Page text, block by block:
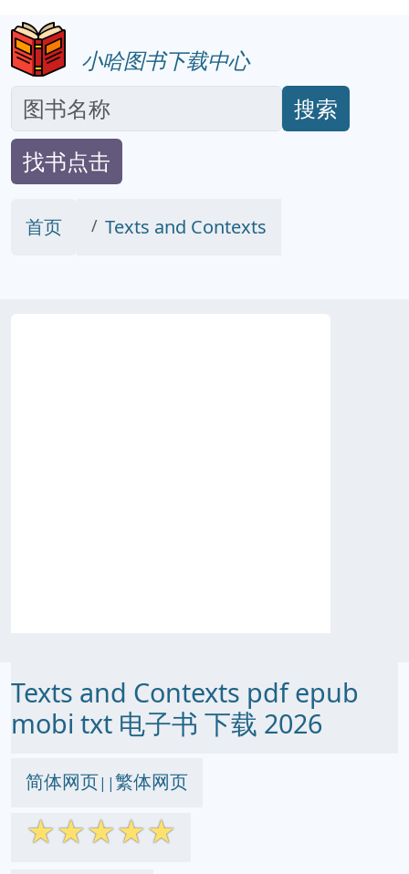
小哈图书下载中心
搜索
找书点击
首页 Texts and Contexts
Texts and Contexts pdf epub
mobi txt 电子书 下载 2026
简体网页||繁体网页
☆☆☆☆☆